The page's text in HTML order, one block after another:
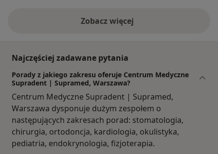
Zobacz więcej
Najczęściej zadawane pytania
Porady z jakiego zakresu oferuje Centrum Medyczne
Supradent | Supramed, Warszawa?
Centrum Medyczne Supradent | Supramed,
Warszawa dysponuje dużym zespołem o
następujących zakresach porad: stomatologia,
chirurgia, ortodoncja, kardiologia, okulistyka,
pediatria, endokrynologia, fizjoterapia.